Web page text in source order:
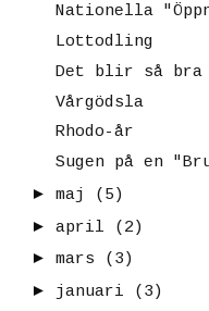
Nationella
Lottodling
Det blir så
Vårgödsla
Rhodo-år
Sugen på en
► maj
(5)
► april
(2)
► mars
(3)
► januari
(3)